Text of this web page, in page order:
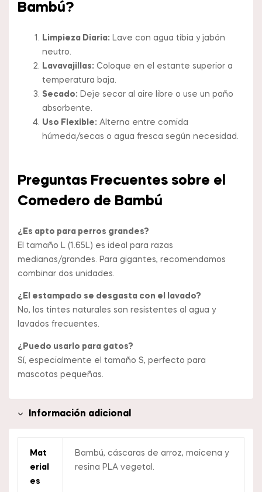
Bambú?
Limpieza Diaria: Lave con agua tibia y jabón
neutro.
Lavavajillas: Coloque en el estante superior a
temperatura baja.
Secado: Deje secar al aire libre o use un paño
absorbente.
Uso Flexible: Alterna entre comida
húmeda/secas o agua fresca según necesidad.
Preguntas Frecuentes sobre el
Comedero de Bambú
¿Es apto para perros grandes?
El tamaño L (1.65L) es ideal para razas
medianas/grandes. Para gigantes, recomendamos
combinar dos unidades.
¿El estampado se desgasta con el lavado?
No, los tintes naturales son resistentes al agua y
lavados frecuentes.
¿Puedo usarlo para gatos?
Sí, especialmente el tamaño S, perfecto para
mascotas pequeñas.
Información adicional
Mat
Erial
Es
Bambú, cáscaras de arroz, maicena y
resina PLA vegetal.